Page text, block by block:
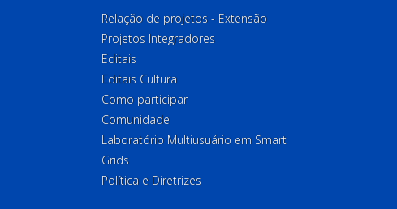
Relação de projetos - Extensão
Projetos Integradores
Editais
Editais Cultura
Como participar
Comunidade
Laboratório Multiusuário em Smart
Grids
Política e Diretrizes